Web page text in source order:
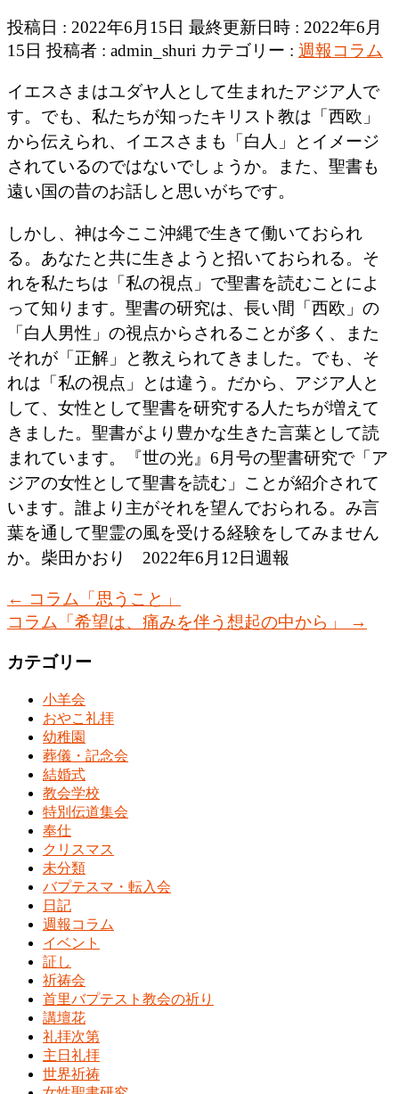
投稿日 : 2022年6月15日 最終更新日時 : 2022年6月
15日 投稿者 : admin_shuri カテゴリー : 週報コラム
イエスさまはユダヤ人として生まれたアジア人で
す。でも、私たちが知ったキリスト教は「西欧」
から伝えられ、イエスさまも「白人」とイメージ
されているのではないでしょうか。また、聖書も
遠い国の昔のお話しと思いがちです。
しかし、神は今ここ沖縄で生きて働いておられ
る。あなたと共に生きようと招いておられる。そ
れを私たちは「私の視点」で聖書を読むことによ
って知ります。聖書の研究は、長い間「西欧」の
「白人男性」の視点からされることが多く、また
それが「正解」と教えられてきました。でも、そ
れは「私の視点」とは違う。だから、アジア人と
して、女性として聖書を研究する人たちが増えて
きました。聖書がより豊かな生きた言葉として読
まれています。『世の光』6月号の聖書研究で「ア
ジアの女性として聖書を読む」ことが紹介されて
います。誰より主がそれを望んでおられる。み言
葉を通して聖霊の風を受ける経験をしてみません
か。柴田かおり 2022年6月12日週報
← コラム「思うこと」
コラム「希望は、痛みを伴う想起の中から」
→
カテゴリー
小羊会
おやこ礼拝
幼稚園
葬儀・記念会
結婚式
教会学校
特別伝道集会
奉仕
クリスマス
未分類
バプテスマ・転入会
日記
週報コラム
イベント
証し
祈祷会
首里バプテスト教会の祈り
講壇花
礼拝次第
主日礼拝
世界祈祷